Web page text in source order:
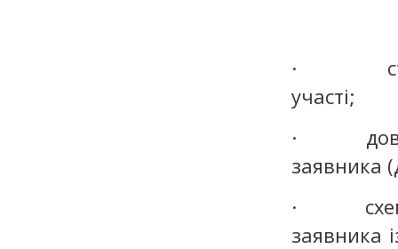
·
участі;
·
заявника
·
заявника